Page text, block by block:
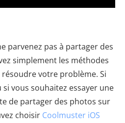
parvenez pas à partager des
simplement les méthodes
votre problème. Si
vous souhaitez essayer une
de partager des photos sur
choisir Coolmuster iOS